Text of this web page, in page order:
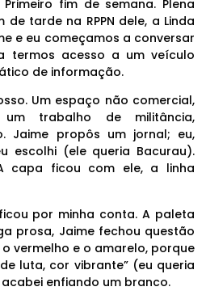
fim de semana. Plena
de tarde na RPPN dele, a Linda
e eu começamos a conversar
termos acesso a um veículo
de informação.
Um espaço não comercial,
um trabalho de militância,
Jaime propôs um jornal; eu,
escolhi (ele queria Bacurau).
capa ficou com ele, a linha
por minha conta. A paleta
prosa, Jaime fechou questão
vermelho e o amarelo, porque
luta, cor vibrante” (eu queria
enfiando um branco.